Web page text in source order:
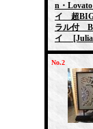
n・
イ 超BIG
ラル付
イ
No.2